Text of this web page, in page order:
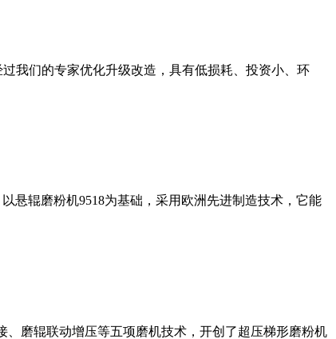
我们的专家优化升级改造，具有低损耗、投资小、环
悬辊磨粉机9518为基础，采用欧洲先进制造技术，它能
磨辊联动增压等五项磨机技术，开创了超压梯形磨粉机